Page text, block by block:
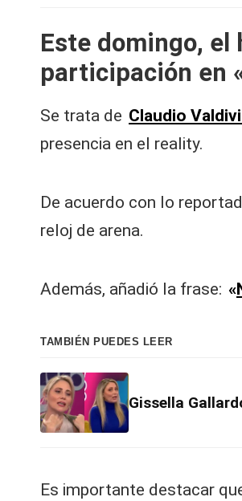
T
V
y
R
e
d
s |
L
a
C
V
C
Este domingo,
participación en
Se trata de Claudio
presencia en el reality.
De acuerdo con lo
reloj de arena.
Además, añadió la frase: «
TAMBIÉN PUEDES LEER
Gissella
Es importante destacar